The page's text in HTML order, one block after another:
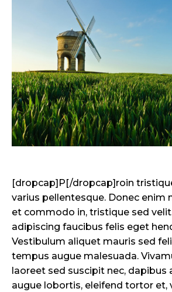
[dropcap]P[/dropcap]roin
varius pellentesque. Donec enim
et commodo in, tristique sed
adipiscing faucibus felis eget
Vestibulum aliquet mauris sed
tempus augue malesuada.
laoreet sed suscipit nec, dapibus
augue lobortis, eleifend tortor et,